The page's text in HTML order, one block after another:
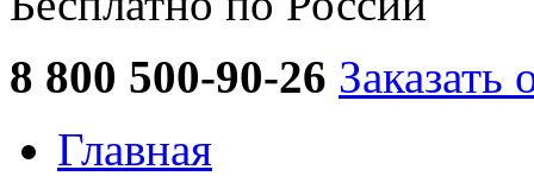
8 800 500-90-26 Заказать
Главная